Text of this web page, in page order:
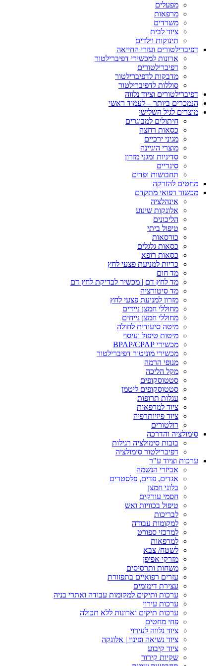
מפעלים
מרפאות
משרדים
ציוד לבית
תינוקות וילדים
דפיברילטורים ועזרי החייאה
ארונות למכשירי דפיברילטור
דפיברילטורים
מדבקות לדפיברילטור
סוללות לדפיברילטור
דפיברילטורים וציוד נלווה
הנמכרים ביותר – לעמוד ראשי
מוצרים לגיל השלישי
חיתולים למבוגרים
כסאות רחצה
מגיני ירכיים
מוצרי היגיינה
סדיניות ומגני מזרון
סינריים
תחבושות ופדים
מחטים להזרקה
מכשור רפואי מתקדם
אינהלציה
אלונקות שינוע
הליכונים
טיפול ביתי
כורסאות
כסאות גלגלים
כסאות רופא
כריות למניעת פצעי לחץ
מד חום
מד לחץ דם | מכשיר לבדיקת לחץ דם
מד סיטורציה
מזרון למניעת פצעי לחץ
מחוללי חמצן ניידים
מחוללי חמצן נייחים
מיטה סיעודית לחולה
מיטות טיפול ועיסוי
מכשירי BPAP/CPAP
מכשירי מוניטור דפיברילטור
מנופי הרמה
מקל הליכה
סטטוסקופים
סטטוסקופים ליטמן
עגלות תרופות
ציוד למרפאות
ציוד פיזיותרפיה
רולטורים
סימולציה והדרכה
בובות סימולציה רגילות
דפיברילטור סימולציה
ערכות וציוד ע"ר
אביזרי הנשמה
אגדים, פדים, פלסטרים
בלוני חמצן
חסמי עורקים
טיפול בכוויות ואש
לבריכות
למקומות עבודה
למרכזי ספורט
למרפאות
לשטח/ צבא
מזרקי אפיפן
משחות ותרסיסים
עזרים רפואיים בתפזורת
עצירת דימומים
ערכות ותיקים למקומות עבודה ואתרי בניה
ערכות עירוי
ערכות תיקים וארונות ללא תכולה
פחי מחטים
ציוד נלווה לעירוי
ציוד נשיאה ופינוי | אלונקה
ציוד קיבוע
שקיות קירור